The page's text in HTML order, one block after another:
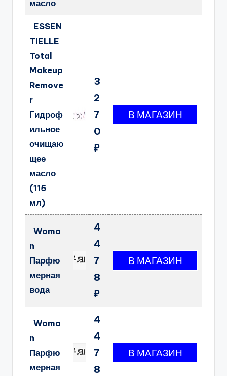
масло
ESSEN
TIELLE
Total
Makeup
Remove
r
Гидроф
ильное
очищаю
щее
масло
(115
мл)
3
2
7
0
₽
Woma
n
Парфю
мерная
вода
4
4
7
8
₽
Woma
n
Парфю
мерная
4
4
7
8